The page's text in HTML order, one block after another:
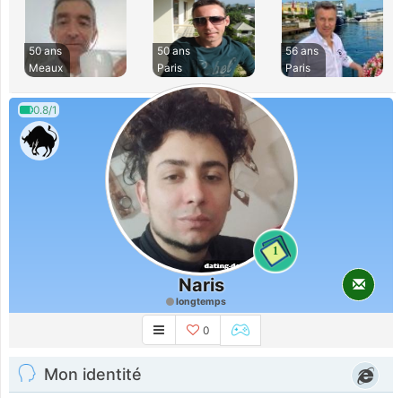
50 ans
Meaux
50 ans
Paris
56 ans
Paris
0.8/1
1
Naris
longtemps
0
Mon identité